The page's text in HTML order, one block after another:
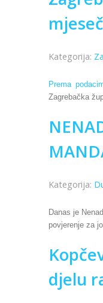
Kategorija:
Prema
Zagrebačka
Kategorija:
Danas je
povjerenje za
djelu